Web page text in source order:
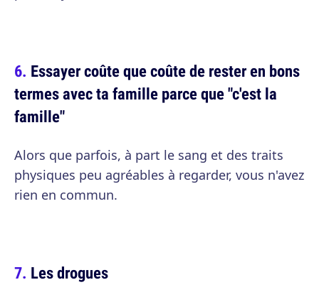
Essayer coûte que coûte de rester en bons
termes avec ta famille parce que "c'est la
famille"
Alors que parfois, à part le sang et des traits
physiques peu agréables à regarder, vous n'avez
rien en commun.
Les drogues